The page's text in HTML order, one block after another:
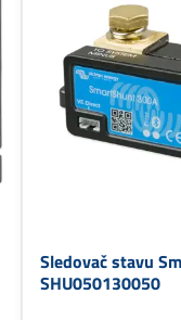
Sledovač stavu
SHU050130050